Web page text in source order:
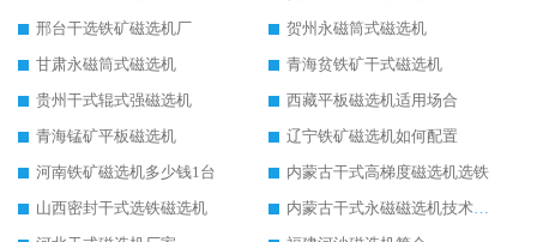
邢台干选铁矿磁选机厂
贺州永磁筒式磁选机
甘肃永磁筒式磁选机
青海贫铁矿干式磁选机
贵州干式辊式强磁选机
西藏平板磁选机适用场合
青海锰矿平板磁选机
辽宁铁矿磁选机如何配置
河南铁矿磁选机多少钱1台
内蒙古干式高梯度磁选机选铁
山西密封干式选铁磁选机
内蒙古干式永磁磁选机技术要求